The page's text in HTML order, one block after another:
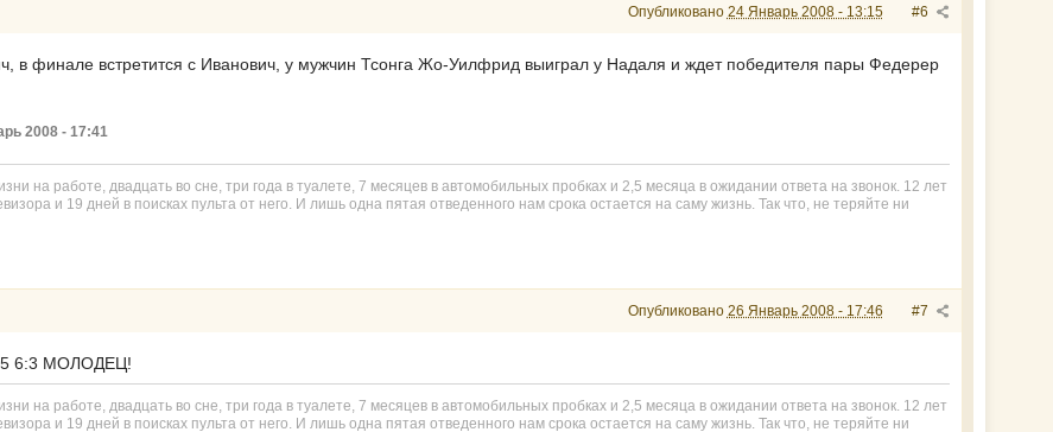
#6
Опубликовано 24 Январь 2008 - 13:15
в финале встретится с Иванович, у мужчин Тсонга Жо-Уилфрид выиграл у Надаля и ждет победителя пары Федерер
2008 - 17:41
на работе, двадцать во сне, три года в туалете, 7 месяцев в автомобильных пробках и 2,5 месяца в ожидании ответа на звонок. 12 лет
и 19 дней в поисках пульта от него. И лишь одна пятая отведенного нам срока остается на саму жизнь. Так что, не теряйте ни
#7
Опубликовано 26 Январь 2008 - 17:46
6:3 МОЛОДЕЦ!
на работе, двадцать во сне, три года в туалете, 7 месяцев в автомобильных пробках и 2,5 месяца в ожидании ответа на звонок. 12 лет
и 19 дней в поисках пульта от него. И лишь одна пятая отведенного нам срока остается на саму жизнь. Так что, не теряйте ни